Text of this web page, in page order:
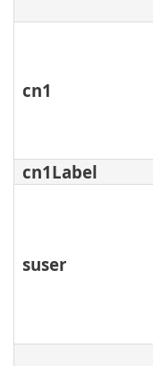
cn1
cn1Label
suser